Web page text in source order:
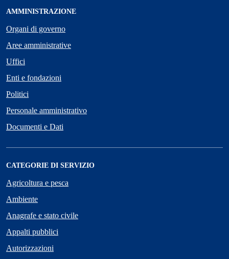
AMMINISTRAZIONE
Organi di governo
Aree amministrative
Uffici
Enti e fondazioni
Politici
Personale amministrativo
Documenti e Dati
CATEGORIE DI SERVIZIO
Agricoltura e pesca
Ambiente
Anagrafe e stato civile
Appalti pubblici
Autorizzazioni